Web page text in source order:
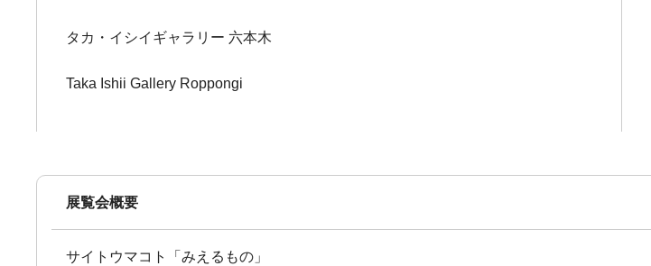
タカ・イシイギャラリー 六本木
Taka Ishii Gallery Roppongi
展覧会概要
サイトウマコト「みえるもの」